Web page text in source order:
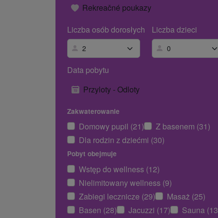
Rekreačné poukazy
Liczba osób dorosłych
Liczba dzieci
Data pobytu
Przyloty - Odloty
Zakwaterowanie
Domowy pupil (21)
Z basenem (31)
Dla rodzin z dziećmi (30)
Pobyt obejmuje
Wstęp do wellness (12)
Nielimitowany wellness (9)
Zabiegi lecznicze (29)
Masaż (25)
Basen (28)
Jacuzzi (17)
Sauna